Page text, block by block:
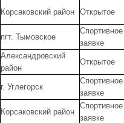
Корсаковский район Открытое
пгт. Тымовское
заявке
Александровский
район
Открытое
г. Углегорск
заявке
Корсаковский район
заявке